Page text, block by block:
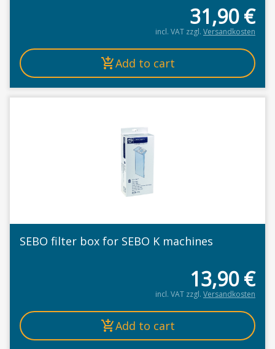
31,90€
incl. VAT zzgl. Versandkosten
Add to cart
SEBO filter box for SEBO K machines
13,90€
incl. VAT zzgl. Versandkosten
Add to cart